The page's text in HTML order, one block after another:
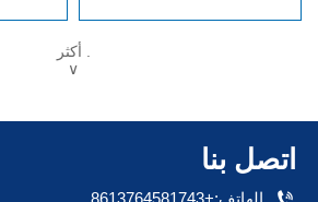
∨
اتصل بنا
الهاتف:+8613764581743